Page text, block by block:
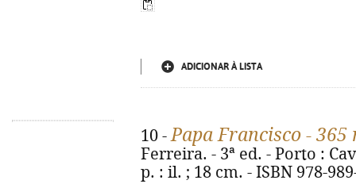
ADICIONAR À LISTA
10 -Papa Francisco - 365
Ferreira. - 3ª ed. - Porto :
p. : il. ; 18 cm. - ISBN 978-